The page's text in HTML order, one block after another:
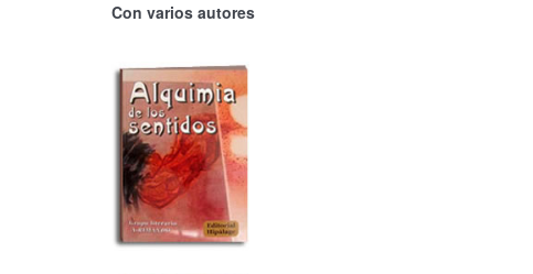
Con varios autores